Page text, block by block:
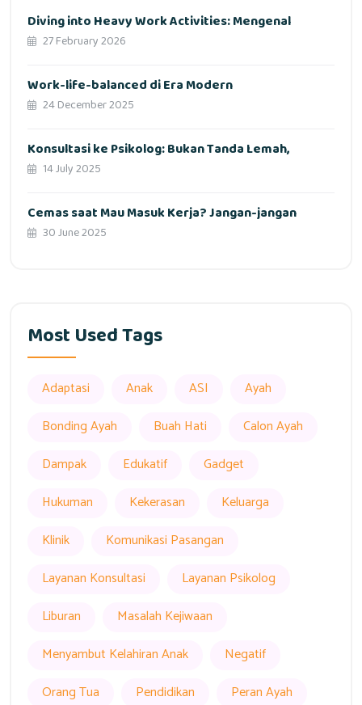
Diving into Heavy Work Activities: Mengenal
27 February 2026
Work-life-balanced di Era Modern
24 December 2025
Konsultasi ke Psikolog: Bukan Tanda Lemah,
14 July 2025
Cemas saat Mau Masuk Kerja? Jangan-jangan
30 June 2025
Most Used Tags
Adaptasi Anak ASI
Ayah
Bonding Ayah
Buah Hati
Calon Ayah
Dampak
Edukatif
Gadget
Hukuman
Kekerasan
Keluarga
Klinik
Komunikasi Pasangan
Layanan Konsultasi
Layanan Psikolog
Liburan
Masalah Kejiwaan
Menyambut Kelahiran Anak
Negatif
Orang Tua
Pendidikan
Peran Ayah